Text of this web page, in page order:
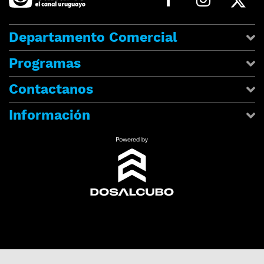
Departamento Comercial
Programas
Contactanos
Información